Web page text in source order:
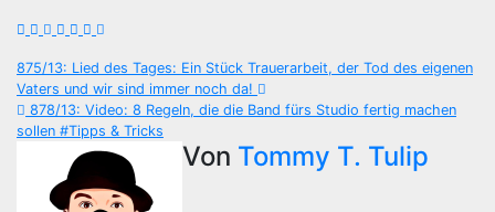
Beitragsnavigation
875/13: Lied des Tages: Ein Stück Trauerarbeit, der Tod des eigenen
Vaters und wir sind immer noch da!
878/13: Video: 8 Regeln, die die Band fürs Studio fertig machen
sollen #Tipps & Tricks
Von Tommy T. Tulip